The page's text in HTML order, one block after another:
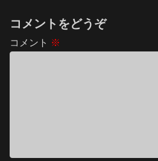
コメントをどうぞ
コメント ※